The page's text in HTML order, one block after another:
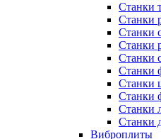
Станки
Станки
Станки
Станки
Станки
Станки
Станки
Станки
Станки
Станки
Виброплиты